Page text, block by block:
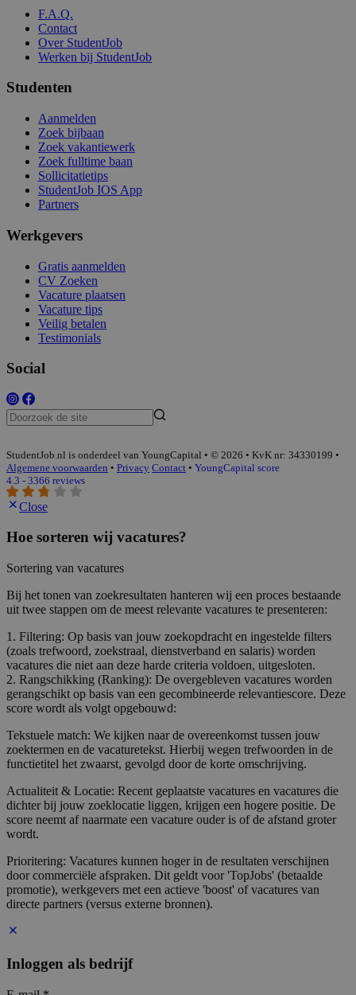
F.A.Q.
Contact
Over StudentJob
Werken bij StudentJob
Studenten
Aanmelden
Zoek bijbaan
Zoek vakantiewerk
Zoek fulltime baan
Sollicitatietips
StudentJob IOS App
Partners
Werkgevers
Gratis aanmelden
CV Zoeken
Vacature plaatsen
Vacature tips
Veilig betalen
Testimonials
Social
StudentJob.nl is onderdeel van YoungCapital • © 2026 • KvK nr: 34330199 •
Algemene voorwaarden • Privacy Contact • YoungCapital score
4.3 - 3366 reviews
Close
Hoe sorteren wij vacatures?
Sortering van vacatures
Bij het tonen van zoekresultaten hanteren wij een proces bestaande
uit twee stappen om de meest relevante vacatures te presenteren:
1. Filtering: Op basis van jouw zoekopdracht en ingestelde filters
(zoals trefwoord, zoekstraal, dienstverband en salaris) worden
vacatures die niet aan deze harde criteria voldoen, uitgesloten.
2. Rangschikking (Ranking): De overgebleven vacatures worden
gerangschikt op basis van een gecombineerde relevantiescore. Deze
score wordt als volgt opgebouwd:
Tekstuele match: We kijken naar de overeenkomst tussen jouw
zoektermen en de vacaturetekst. Hierbij wegen trefwoorden in de
functietitel het zwaarst, gevolgd door de korte omschrijving.
Actualiteit & Locatie: Recent geplaatste vacatures en vacatures die
dichter bij jouw zoeklocatie liggen, krijgen een hogere positie. De
score neemt af naarmate een vacature ouder is of de afstand groter
wordt.
Prioritering: Vacatures kunnen hoger in de resultaten verschijnen
door commerciële afspraken. Dit geldt voor 'TopJobs' (betaalde
promotie), werkgevers met een actieve 'boost' of vacatures van
directe partners (versus externe bronnen).
Inloggen als bedrijf